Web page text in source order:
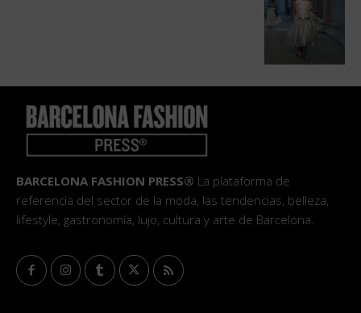
BARCELONA FASHION PRESS® La plataforma de
referencia del sector de la moda, las tendencias, belleza,
lifestyle, gastronomía, lujo, cultura y arte de Barcelona.